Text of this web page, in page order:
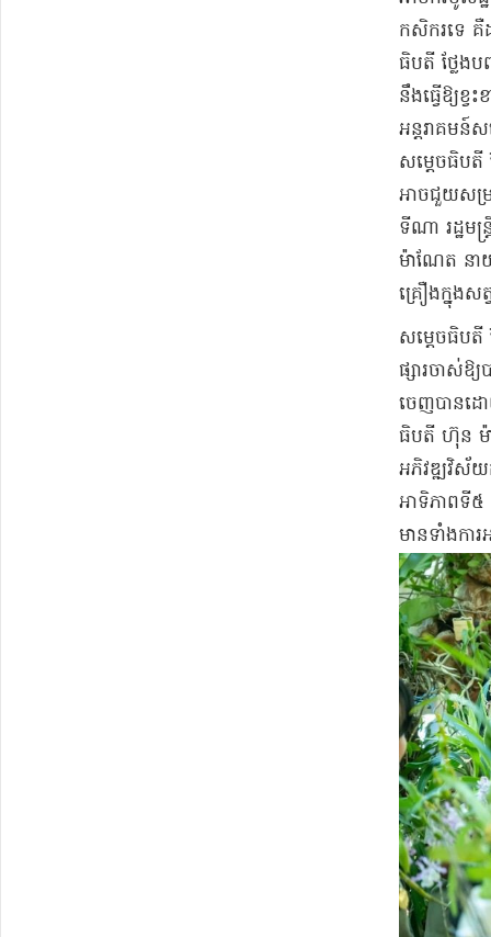
កសិករ​ទេ គឺ​
ធិបតី ថ្លែង​ប
នឹង​ធ្វើឱ្យ​ខ្
អន្តរាគមន៍​
សម្ដេច​ធិបតី
អាចជួយ​សម្
ទីណា រដ្ឋម
ម៉ា​ណែ​ត នា
គ្រឿងក្នុង​ស
សម្ដេច​ធិបតី
ផ្សារ​ចាស់​ឱ្
ចេញ​បាន​ដ
ធិបតី ហ៊ុន ម៉ា​
អភិវឌ្ឍ​វិស័
អាទិភាព​ទី​៥
មាន​ទាំង​កា